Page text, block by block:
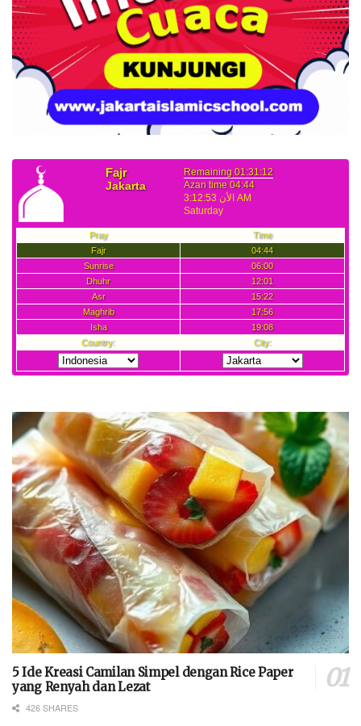
5 Ide Kreasi Camilan Simpel dengan Rice Paper
yang Renyah dan Lezat
426 SHARES